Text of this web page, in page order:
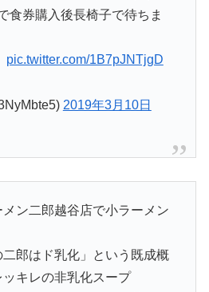
食券購入後長椅子で待ちま
pic.twitter.com/1B7pJNTjgD
2019年3月10日
ン二郎越谷店で小ラーメン
郎はド乳化」という既成概
キレの非乳化スープ